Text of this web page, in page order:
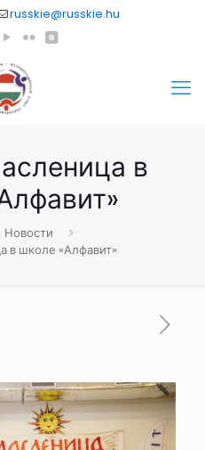
russkie@russkie.hu
в
Новости
в школе «Алфавит»